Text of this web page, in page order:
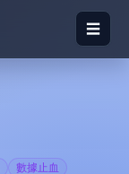
☰開啟
數據止血